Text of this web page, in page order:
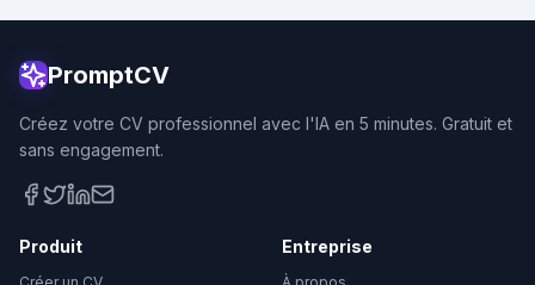
PromptCV
Créez votre CV professionnel avec l'IA en 5 minutes. Gratuit et
sans engagement.
Produit Entreprise